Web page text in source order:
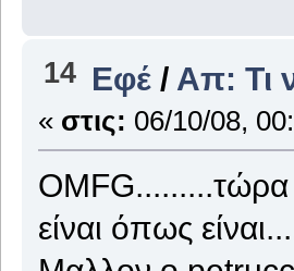
14 Εφέ / Απ: Τι
« στις: 06/10/08,
OMFG.........τώρα
είναι όπως